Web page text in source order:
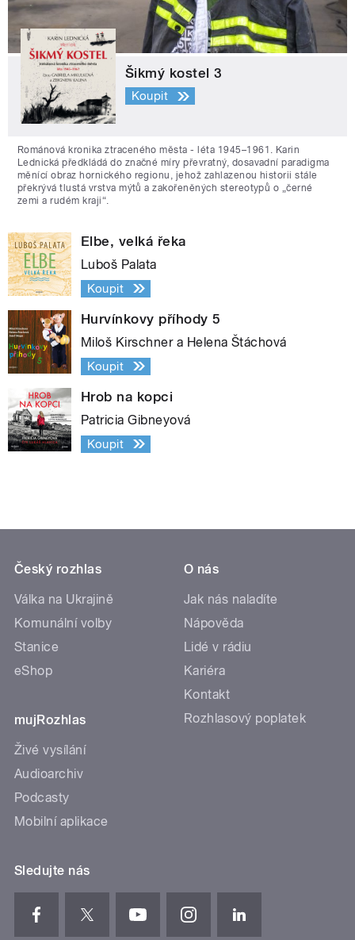
Šikmý kostel 3
Koupit
Románová kronika ztraceného města - léta 1945–1961. Karin
Lednická předkládá do značné míry převratný, dosavadní paradigma
měnící obraz hornického regionu, jehož zahlazenou historii stále
překrývá tlustá vrstva mýtů a zakořeněných stereotypů o „černé
zemi a rudém kraji“.
Elbe, velká řeka
Luboš Palata
Koupit
Hurvínkovy příhody 5
Miloš Kirschner a Helena Štáchová
Koupit
Hrob na kopci
Patricia Gibneyová
Koupit
Český rozhlas
Válka na Ukrajině
Komunální volby
Stanice
eShop
mujRozhlas
Živé vysílání
Audioarchiv
Podcasty
Mobilní aplikace
O nás
Jak nás naladíte
Nápověda
Lidé v rádiu
Kariéra
Kontakt
Rozhlasový poplatek
Sledujte nás